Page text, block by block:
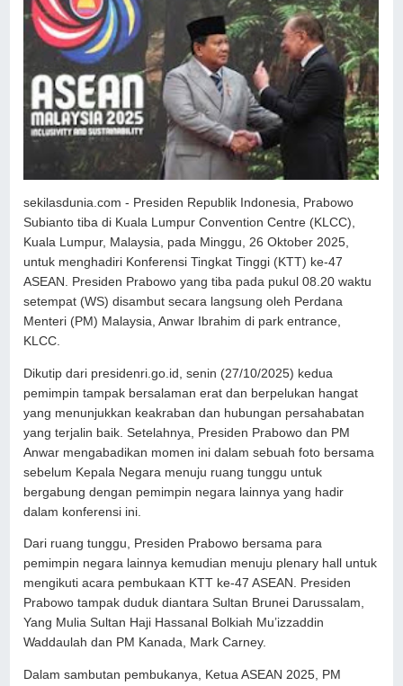
sekilasdunia.com - Presiden Republik Indonesia, Prabowo
Subianto tiba di Kuala Lumpur Convention Centre (KLCC),
Kuala Lumpur, Malaysia, pada Minggu, 26 Oktober 2025,
untuk menghadiri Konferensi Tingkat Tinggi (KTT) ke-47
ASEAN. Presiden Prabowo yang tiba pada pukul 08.20 waktu
setempat (WS) disambut secara langsung oleh Perdana
Menteri (PM) Malaysia, Anwar Ibrahim di park entrance,
KLCC.
Dikutip dari presidenri.go.id, senin (27/10/2025) kedua
pemimpin tampak bersalaman erat dan berpelukan hangat
yang menunjukkan keakraban dan hubungan persahabatan
yang terjalin baik. Setelahnya, Presiden Prabowo dan PM
Anwar mengabadikan momen ini dalam sebuah foto bersama
sebelum Kepala Negara menuju ruang tunggu untuk
bergabung dengan pemimpin negara lainnya yang hadir
dalam konferensi ini.
Dari ruang tunggu, Presiden Prabowo bersama para
pemimpin negara lainnya kemudian menuju plenary hall untuk
mengikuti acara pembukaan KTT ke-47 ASEAN. Presiden
Prabowo tampak duduk diantara Sultan Brunei Darussalam,
Yang Mulia Sultan Haji Hassanal Bolkiah Mu’izzaddin
Waddaulah dan PM Kanada, Mark Carney.
Dalam sambutan pembukanya, Ketua ASEAN 2025, PM